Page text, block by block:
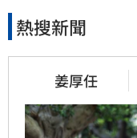
熱搜新聞
姜厚任